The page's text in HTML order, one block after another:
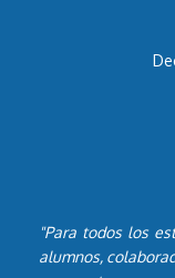
"Para todos los
alumnos,